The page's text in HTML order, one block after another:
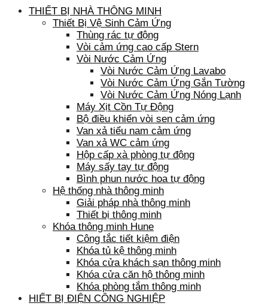
THIẾT BỊ NHÀ THÔNG MINH
Thiết Bị Vệ Sinh Cảm Ứng
Thùng rác tự động
Vòi cảm ứng cao cấp Stern
Vòi Nước Cảm Ứng
Vòi Nước Cảm Ứng Lavabo
Vòi Nước Cảm Ứng Gắn Tường
Vòi Nước Cảm Ứng Nóng Lạnh
Máy Xịt Cồn Tự Động
Bộ điều khiển vòi sen cảm ứng
Van xả tiểu nam cảm ứng
Van xả WC cảm ứng
Hộp cấp xà phòng tự động
Máy sấy tay tự động
Bình phun nước hoa tự động
Hệ thống nhà thông minh
Giải pháp nhà thông minh
Thiết bị thông minh
Khóa thông minh Hune
Công tắc tiết kiệm điện
Khóa tủ kệ thông minh
Khóa cửa khách sạn thông minh
Khóa cửa căn hộ thông minh
Khóa phòng tắm thông minh
HIẾT BỊ ĐIỆN CÔNG NGHIỆP